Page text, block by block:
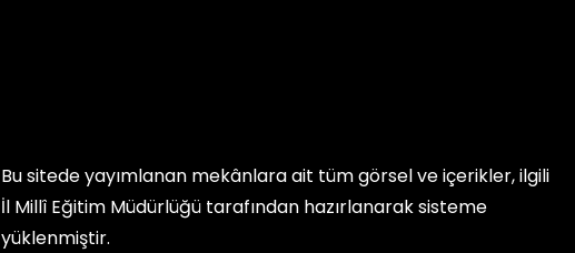
Bu sitede yayımlanan mekânlara ait tüm görsel ve içerikler, ilgili
İl Millî Eğitim Müdürlüğütarafından hazırlanarak sisteme
yüklenmiştir.